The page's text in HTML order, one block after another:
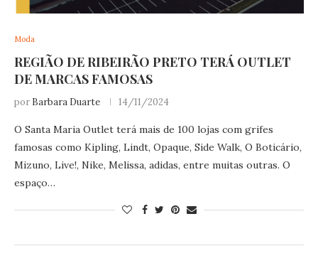
Moda
REGIÃO DE RIBEIRÃO PRETO TERÁ OUTLET
DE MARCAS FAMOSAS
por Barbara Duarte 14/11/2024
O Santa Maria Outlet terá mais de 100 lojas com grifes
famosas como Kipling, Lindt, Opaque, Side Walk, O Boticário,
Mizuno, Live!, Nike, Melissa, adidas, entre muitas outras. O
espaço…